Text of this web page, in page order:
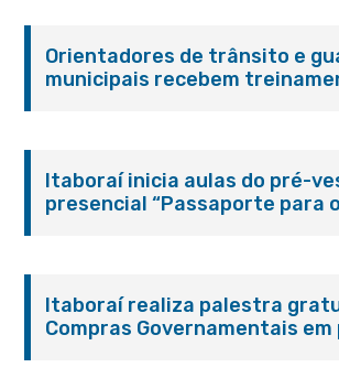
Orientadores de trânsito e
municipais recebem
Itaboraí inicia aulas do pré-
presencial “Passaporte para
Itaboraí realiza palestra
Compras Governamentais em